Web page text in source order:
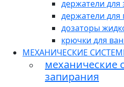
держатели
держатели для
дозаторы
крючки для
МЕХАНИЧЕСКИЕ
механические
запирания